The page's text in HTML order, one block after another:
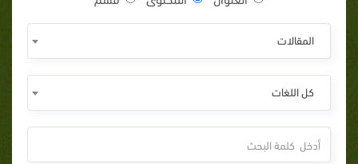
المقالات
كل اللغات